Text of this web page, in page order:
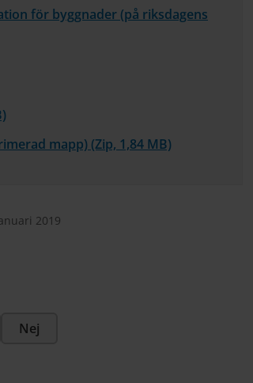
för byggnader (på riksdagens
mapp) (Zip, 1,84 MB)
2019
Nej